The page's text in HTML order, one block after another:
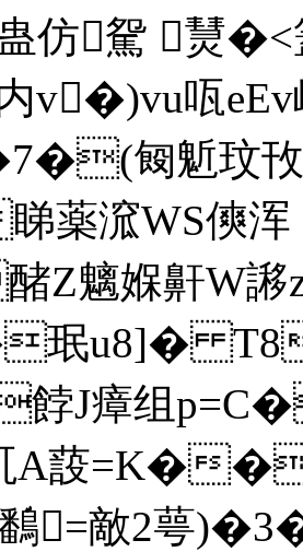
蛊仿駌 熭
v�)vu咓
匓鬿玟攼
薬溛WS傸
Z魑媬鼾W謻
珉u8]� T8
餑J瘴组
=K��誹
=敵2萼